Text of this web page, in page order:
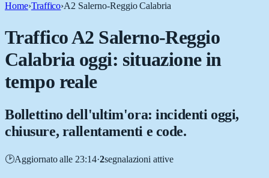
Home›Traffico›A2 Salerno-Reggio Calabria
Traffico A2 Salerno-Reggio
Calabria oggi: situazione in
tempo reale
Bollettino dell'ultim'ora: incidenti oggi,
chiusure, rallentamenti e code.
🕑Aggiornatoalle 23:14·2segnalazioni attive